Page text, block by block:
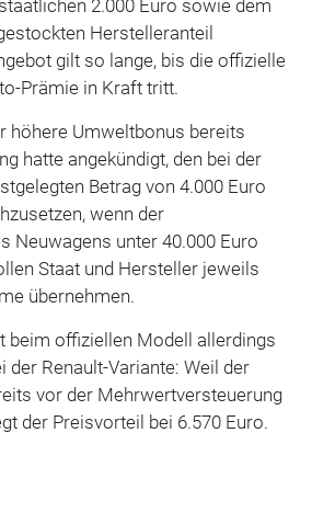
2.000 Euro sowie dem
Herstelleranteil
gilt so lange, bis die offizielle
Prämie in Kraft tritt.
höhere Umweltbonus bereits
hatte angekündigt, den bei der
Betrag von 4.000 Euro
wenn der
Neuwagens unter 40.000 Euro
Staat und Hersteller jeweils
übernehmen.
beim offiziellen Modell allerdings
der Renault-Variante: Weil der
vor der Mehrwertversteuerung
der Preisvorteil bei 6.570 Euro.